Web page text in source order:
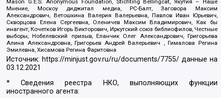
Мнение, Москоу диджитал медиа, РС-Балт, Заговора Максим
Александрович, Ветошкина Валерия Валерьевна, Павлов Иван Юрьевич,
Скворцова Елена Сергеевна, Оленичев Максим Владимирович, Как бы
инагент, Кочетков Игорь Викторович, Иркутский союз библиофилов, Честные
выборы, Нобелевский призыв, Еланчик Олег Александрович, Григорьева
Алина Александровна, Григорьев Андрей Валерьевич , Гималова Регина
Эмилевна, Хисамова Регина Фаритовна
Источник: https://minjust.gov.ru/ru/documents/7755/ данные на
03.12.2021
* Сведения реестра НКО, выполняющих функции
иностранного агента: